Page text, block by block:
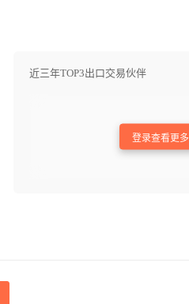
近三年TOP3出口交易伙伴
登录查看更多